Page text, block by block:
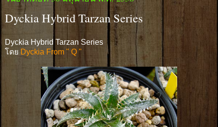
Dyckia Hybrid Tarzan Series
Dyckia Hybrid Tarzan Series
โดย Dyckia From " Q "